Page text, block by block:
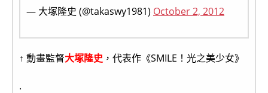
— 大塚隆史 (@takaswy1981) October 2, 2012
↑ 動畫監督大塚隆史 ，代表作《SMILE！光之美少女》
.